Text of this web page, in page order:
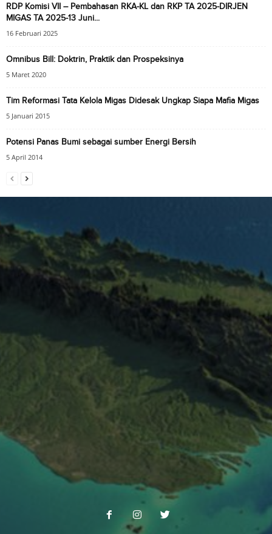
RDP Komisi VII – Pembahasan RKA-KL dan RKP TA 2025-DIRJEN
MIGAS TA 2025-13 Juni...
16 Februari 2025
Omnibus Bill: Doktrin, Praktik dan Prospeksinya
5 Maret 2020
Tim Reformasi Tata Kelola Migas Didesak Ungkap Siapa Mafia Migas
5 Januari 2015
Potensi Panas Bumi sebagai sumber Energi Bersih
5 April 2014